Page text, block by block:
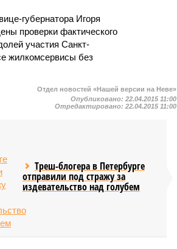
губернатора Игоря
проверки фактического
участия Санкт-
жилкомсервисы без
Отдел новостей «Нашей версии на Неве»
Опубликовано:22.04.2015 11:00
Отредактировано:22.04.2015 11:00
Треш-блогера в Петербурге
отправили под стражу за
издевательство над голубем